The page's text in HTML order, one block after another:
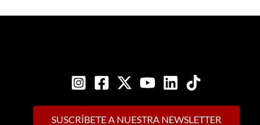
SUSCRÍBETE A NUESTRA NEWSLETTER